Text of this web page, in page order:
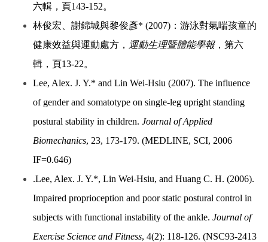
六輯，頁143-152。
林俊宏、謝錦城與黎俊彥* (2007)：游泳對氣喘孩童的
健康效益與運動處方， 運動生理暨體能學報，第六
輯，頁13-22。
Lee, Alex. J. Y.* and Lin Wei-Hsiu (2007). The influence
of gender and somatotype on single-leg upright standing
postural stability in children. Journal of Applied
Biomechanics, 23, 173-179. (MEDLINE, SCI, 2006
IF=0.646)
.Lee, Alex. J. Y.*, Lin Wei-Hsiu, and Huang C. H. (2006).
Impaired proprioception and poor static postural control in
subjects with functional instability of the ankle. Journal of
Exercise Science and Fitness, 4(2): 118-126. (NSC93-2413